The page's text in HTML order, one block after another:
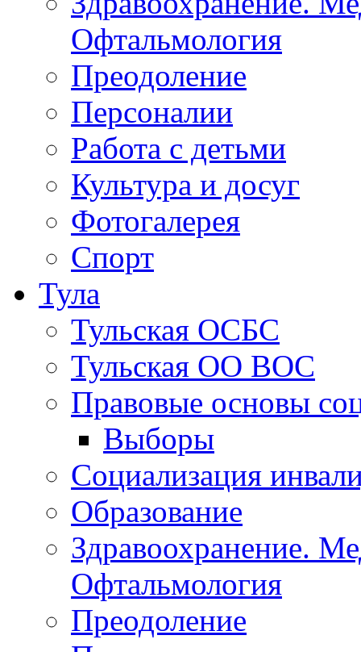
Офтальмология
Преодоление
Персоналии
Работа с детьми
Культура и досуг
Фотогалерея
Спорт
Тула
Тульская ОСБС
Тульская ОО ВОС
Правовые основы
Выборы
Социализация
Образование
Здравоохранение.
Офтальмология
Преодоление